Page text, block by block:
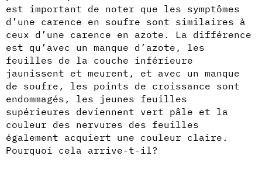
est important de noter que les symptômes
d’une carence en soufre sont similaires à
ceux d’une carence en azote. La différence
est qu’avec un manque d’azote, les
feuilles de la couche inférieure
jaunissent et meurent, et avec un manque
de soufre, les points de croissance sont
endommagés, les jeunes feuilles
supérieures deviennent vert pâle et la
couleur des nervures des feuilles
également acquiert une couleur claire.
Pourquoi cela arrive-t-il?